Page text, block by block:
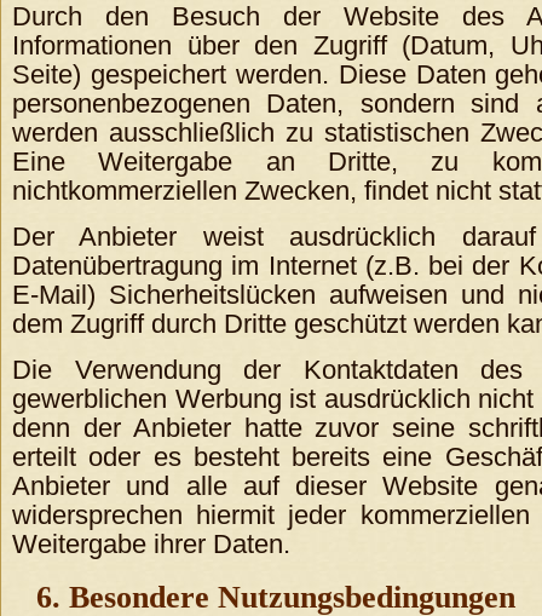
Durch den Besuch der Website des
Informationen über den Zugriff (Datum,
Seite) gespeichert werden. Diese Daten
personenbezogenen Daten, sondern sind
werden ausschließlich zu statistischen
Eine Weitergabe an Dritte, zu
nichtkommerziellen Zwecken, findet nicht
Der Anbieter weist ausdrücklich
Datenübertragung im Internet (z.B. bei der
E-Mail) Sicherheitslücken aufweisen und
dem Zugriff durch Dritte geschützt werden
Die Verwendung der Kontaktdaten des
gewerblichen Werbung ist ausdrücklich
denn der Anbieter hatte zuvor seine
erteilt oder es besteht bereits eine
Anbieter und alle auf dieser Website
widersprechen hiermit jeder
Weitergabe ihrer Daten.
6. Besondere Nutzungsbedingungen